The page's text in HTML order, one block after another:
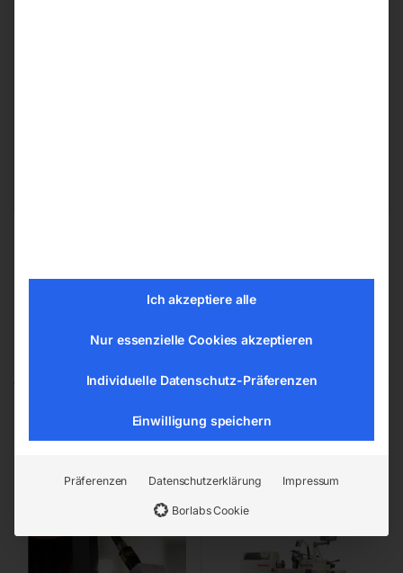
Ich akzeptiere alle
Nur essenzielle Cookies akzeptieren
Individuelle Datenschutz-Präferenzen
Einwilligung speichern
Präferenzen Datenschutzerklärung Impressum
Borlabs Cookie